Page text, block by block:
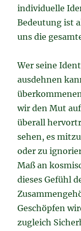
individuelle
Bedeutung ist
uns die
Wer seine
ausdehnen
wir den Mut
überall
sehen, es
oder zu
Maß an
dieses Gefühl
Geschöpfen
zugleich